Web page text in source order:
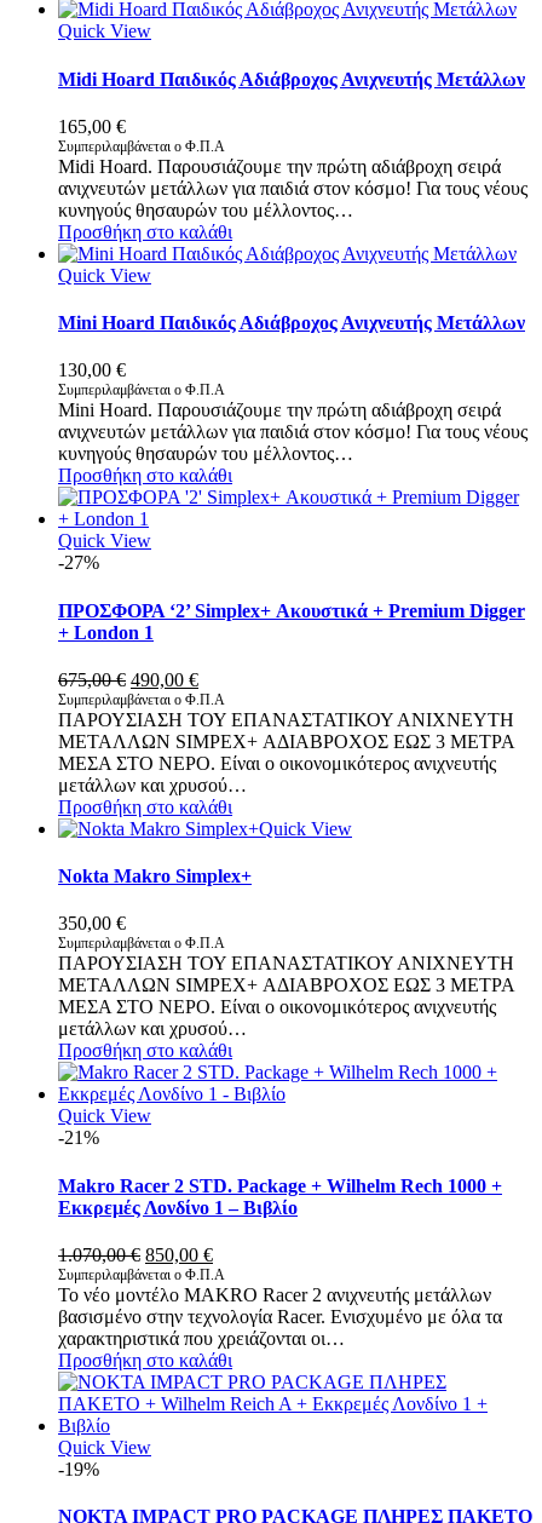
Quick View
Midi Hoard Παιδικός Αδιάβροχος Ανιχνευτής Μετάλλων
165,00 €
Συμπεριλαμβάνεται ο Φ.Π.Α
Midi Hoard. Παρουσιάζουμε την πρώτη αδιάβροχη σειρά
ανιχνευτών μετάλλων για παιδιά στον κόσμο! Για τους νέους
κυνηγούς θησαυρών του μέλλοντος…
Προσθήκη στο καλάθι
Quick View
Mini Hoard Παιδικός Αδιάβροχος Ανιχνευτής Μετάλλων
130,00 €
Συμπεριλαμβάνεται ο Φ.Π.Α
Mini Hoard. Παρουσιάζουμε την πρώτη αδιάβροχη σειρά
ανιχνευτών μετάλλων για παιδιά στον κόσμο! Για τους νέους
κυνηγούς θησαυρών του μέλλοντος…
Προσθήκη στο καλάθι
Quick View
-27%
ΠΡΟΣΦΟΡΑ ‘2’ Simplex+ Ακουστικά + Premium Digger
+ London 1
675,00€ Original
price
was:
675,00 €.
490,00 €Η
τρέχουσα
τιμή
είναι:
490,00 €.
Συμπεριλαμβάνεται ο Φ.Π.Α
ΠΑΡΟΥΣΙΑΣΗ ΤΟΥ ΕΠΑΝΑΣΤΑΤΙΚΟΥ ΑΝΙΧΝΕΥΤΗ
ΜΕΤΑΛΛΩΝ SIMPEX+ ΑΔΙΑΒΡΟΧΟΣ ΕΩΣ 3 ΜΕΤΡΑ
ΜΕΣΑ ΣΤΟ ΝΕΡΟ. Είναι ο οικονομικότερος ανιχνευτής
μετάλλων και χρυσού…
Προσθήκη στο καλάθι
Quick View
Nokta Makro Simplex+
350,00 €
Συμπεριλαμβάνεται ο Φ.Π.Α
ΠΑΡΟΥΣΙΑΣΗ ΤΟΥ ΕΠΑΝΑΣΤΑΤΙΚΟΥ ΑΝΙΧΝΕΥΤΗ
ΜΕΤΑΛΛΩΝ SIMPEX+ ΑΔΙΑΒΡΟΧΟΣ ΕΩΣ 3 ΜΕΤΡΑ
ΜΕΣΑ ΣΤΟ ΝΕΡΟ. Είναι ο οικονομικότερος ανιχνευτής
μετάλλων και χρυσού…
Προσθήκη στο καλάθι
Quick View
-21%
Makro Racer 2 STD. Package + Wilhelm Rech 1000 +
Εκκρεμές Λονδίνο 1 – Βιβλίο
1.070,00€ Original
price
was:
1.070,00 €.
850,00 €Η
τρέχουσα
τιμή
είναι:
850,00 €.
Συμπεριλαμβάνεται ο Φ.Π.Α
Το νέο μοντέλο MAKRO Racer 2 ανιχνευτής μετάλλων
βασισμένο στην τεχνολογία Racer. Ενισχυμένο με όλα τα
χαρακτηριστικά που χρειάζονται οι…
Προσθήκη στο καλάθι
Quick View
-19%
NOKTA IMPACT PRO PACKAGE ΠΛΗΡΕΣ ΠΑΚΕΤΟ